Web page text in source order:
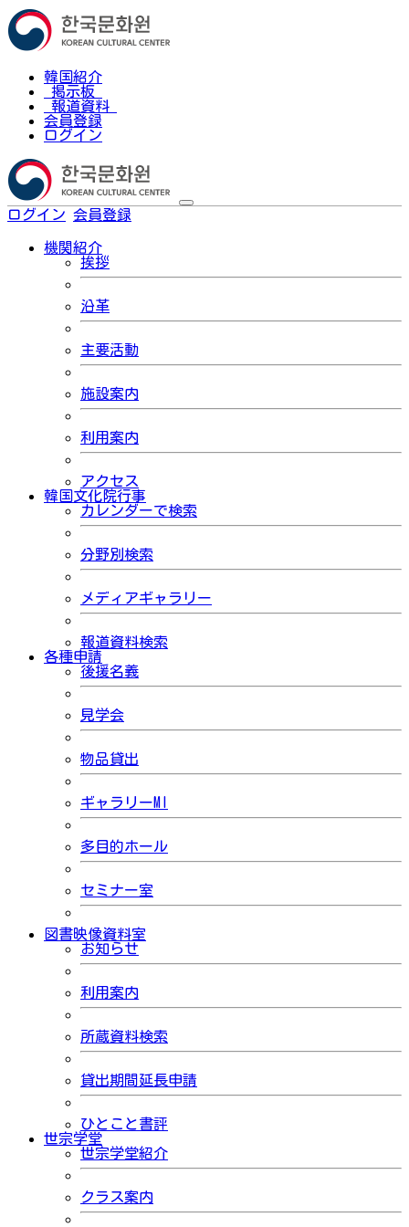
韓国紹介
掲示板
報道資料
会員登録
ログイン
ログイン 会員登録
機関紹介
挨拶
沿革
主要活動
施設案内
利用案内
アクセス
韓国文化院行事
カレンダーで検索
分野別検索
メディアギャラリー
報道資料検索
各種申請
後援名義
見学会
物品貸出
ギャラリーMI
多目的ホール
セミナー室
図書映像資料室
お知らせ
利用案内
所蔵資料検索
貸出期間延長申請
ひとこと書評
世宗学堂
世宗学堂紹介
クラス案内